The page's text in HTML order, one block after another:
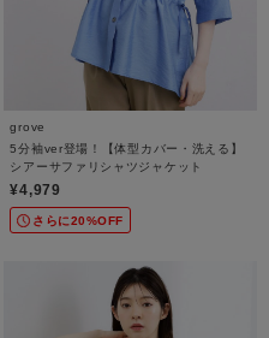
grove
5分袖ver登場！【体型カバー・洗える】
シアーサファリシャツジャケット
¥4,979
さらに20%OFF